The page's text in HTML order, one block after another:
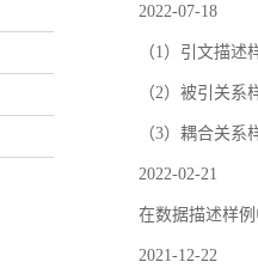
2022-07-18
（1）引文描述
（2）被引关
（3）耦合关
2022-02-21
在数据描述样例
2021-12-22